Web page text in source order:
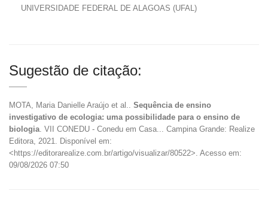
UNIVERSIDADE FEDERAL DE ALAGOAS (UFAL)
Sugestão de citação:
MOTA, Maria Danielle Araújo et al.. Sequência de ensino
investigativo de ecologia: uma possibilidade para o ensino de
biologia . VII CONEDU - Conedu em Casa... Campina Grande: Realize
Editora, 2021. Disponível em:
<https://editorarealize.com.br/artigo/visualizar/80522>. Acesso em:
09/08/2026 07:50